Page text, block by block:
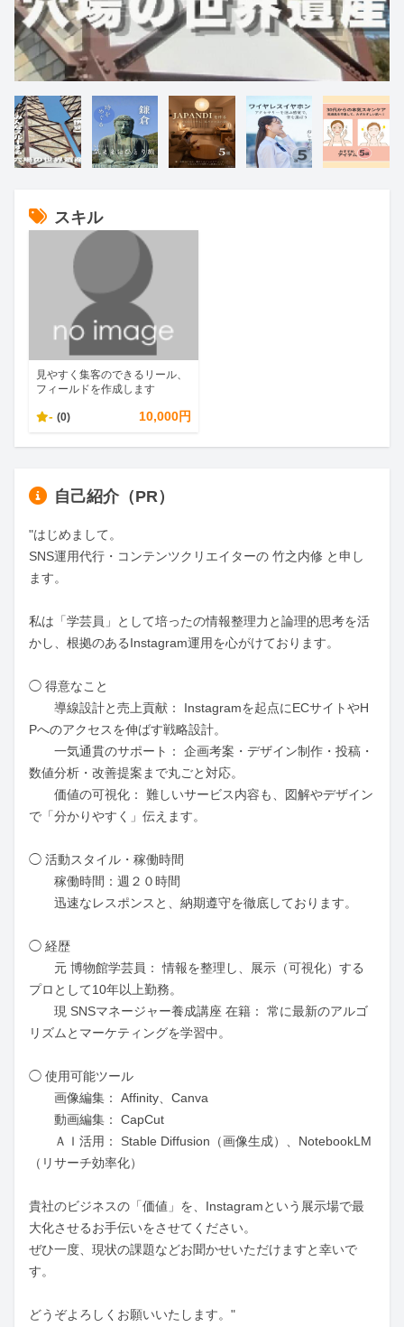
スキル
見やすく集客のできるリール、
フィールドを作成します
- (0) 10,000円
自己紹介（PR）
"はじめまして。
SNS運用代行・コンテンツクリエイターの 竹之内修 と申し
ます。
私は「学芸員」として培ったの情報整理力と論理的思考を活
かし、根拠のあるInstagram運用を心がけております。
◯ 得意なこと
導線設計と売上貢献： Instagramを起点にECサイトやH
Pへのアクセスを伸ばす戦略設計。
一気通貫のサポート： 企画考案・デザイン制作・投稿・
数値分析・改善提案まで丸ごと対応。
価値の可視化： 難しいサービス内容も、図解やデザイン
で「分かりやすく」伝えます。
◯ 活動スタイル・稼働時間
稼働時間：週２０時間
迅速なレスポンスと、納期遵守を徹底しております。
◯ 経歴
元 博物館学芸員： 情報を整理し、展示（可視化）する
プロとして10年以上勤務。
現 SNSマネージャー養成講座 在籍： 常に最新のアルゴ
リズムとマーケティングを学習中。
◯ 使用可能ツール
画像編集： Affinity、Canva
動画編集： CapCut
ＡＩ活用： Stable Diffusion（画像生成）、NotebookLM
（リサーチ効率化）
貴社のビジネスの「価値」を、Instagramという展示場で最
大化させるお手伝いをさせてください。
ぜひ一度、現状の課題などお聞かせいただけますと幸いで
す。
どうぞよろしくお願いいたします。"